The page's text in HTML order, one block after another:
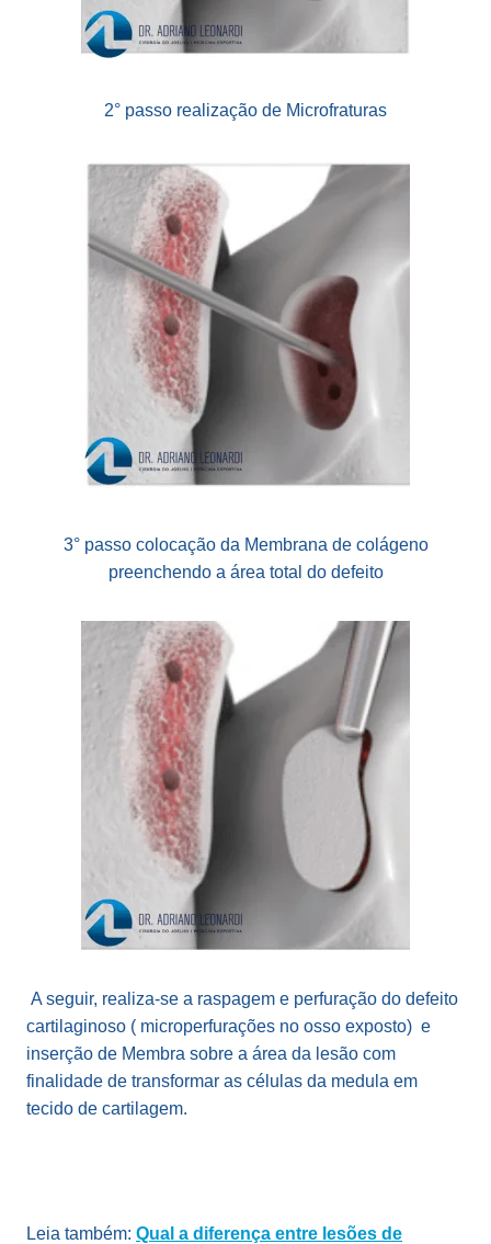
2° passo realização de Microfraturas
3° passo colocação da Membrana de colágeno
preenchendo a área total do defeito
A seguir, realiza-se a raspagem e perfuração do defeito
cartilaginoso ( microperfurações no osso exposto) e
inserção de Membra sobre a área da lesão com
finalidade de transformar as células da medula em
tecido de cartilagem.
Leia também: Qual a diferença entre lesões de